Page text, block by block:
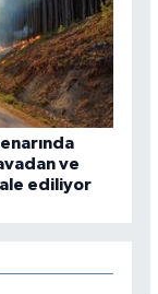
ve
ediliyor